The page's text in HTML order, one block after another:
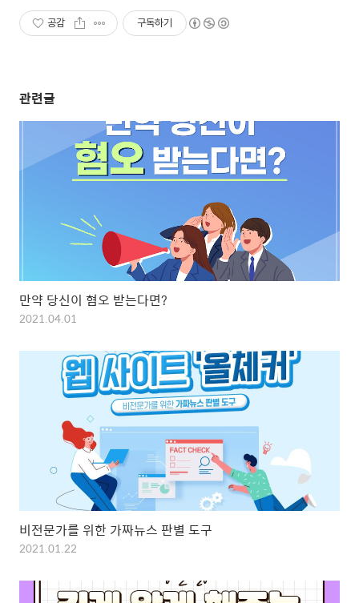
공감 구독하기
관련글
만약 당신이 혐오 받는다면?
2021.04.01
비전문가를 위한 가짜뉴스 판별 도구
2021.01.22